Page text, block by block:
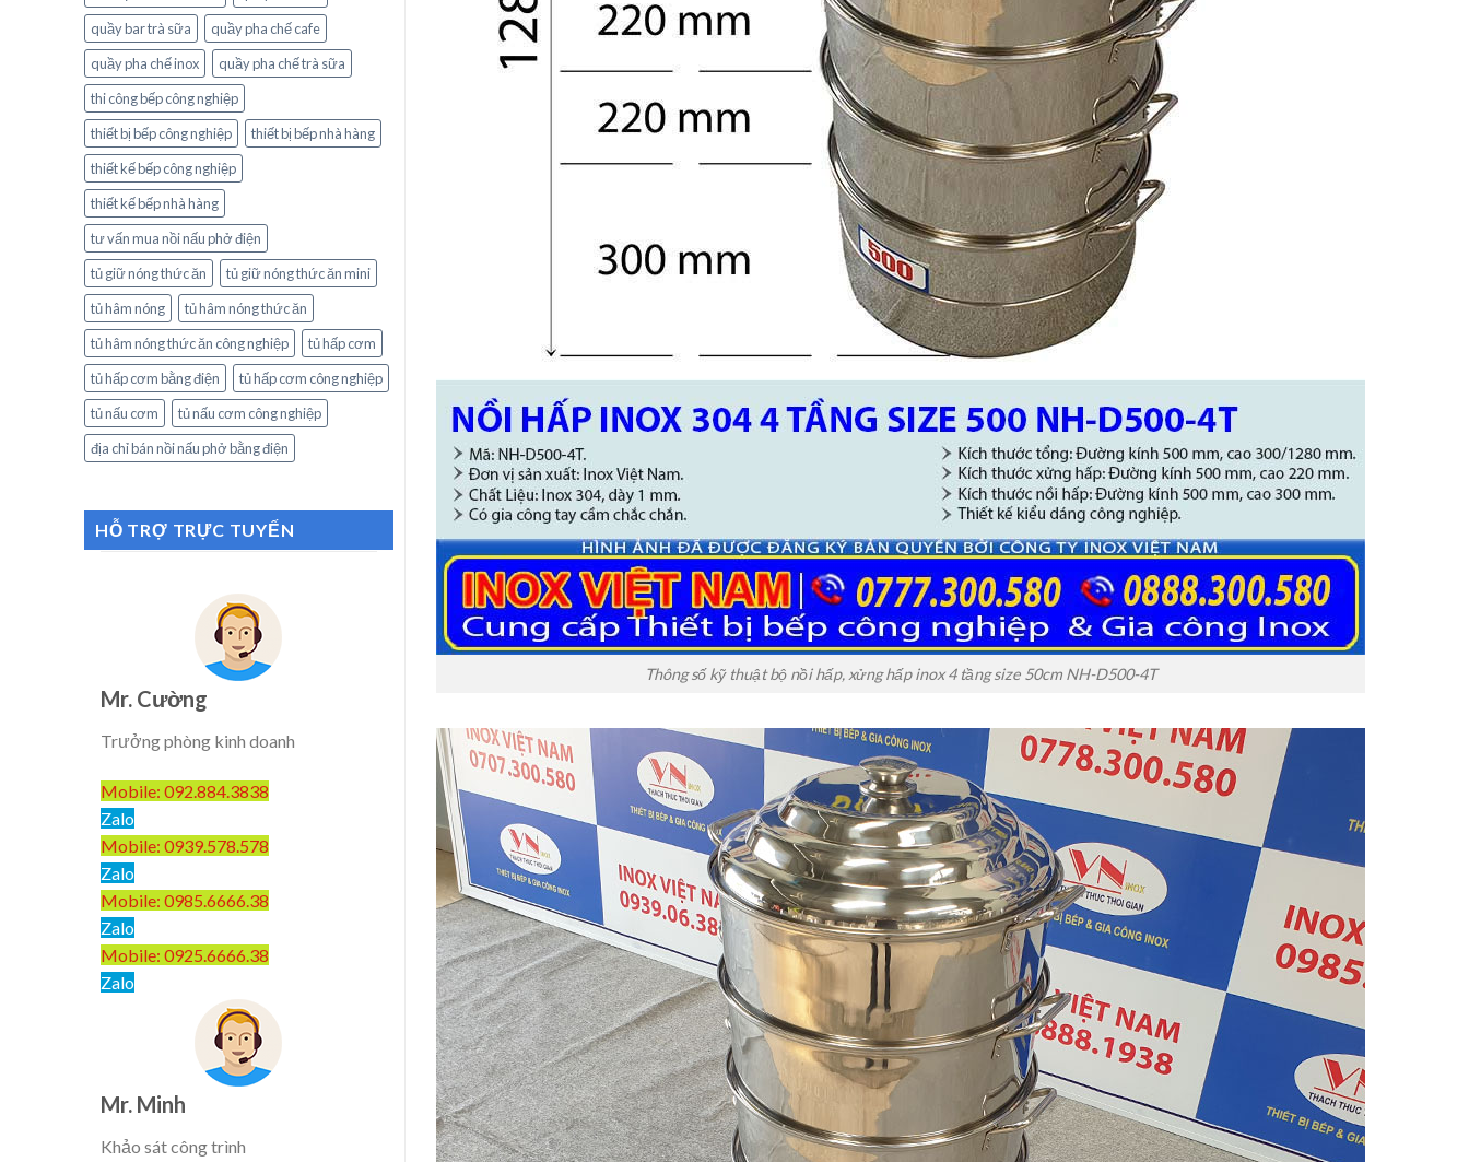
quầy bar trà sữa
quầy pha chế cafe
quầy pha chế inox
quầy pha chế trà sữa
thi công bếp công nghiệp
thiết bị bếp công nghiệp
thiết bị bếp nhà hàng
thiết kế bếp công nghiệp
thiết kế bếp nhà hàng
tư vấn mua nồi nấu phở điện
tủ giữ nóng thức ăn
tủ giữ nóng thức ăn mini
tủ hâm nóng
tủ hâm nóng thức ăn
tủ hâm nóng thức ăn công nghiệp
tủ hấp cơm
tủ hấp cơm bằng điện
tủ hấp cơm công nghiệp
tủ nấu cơm
tủ nấu cơm công nghiệp
địa chỉ bán nồi nấu phở bằng điện
HỖ TRỢ TRỰC TUYẾN
Mr. Cường
Trưởng phòng kinh doanh
Mobile: 092.884.3838
Zalo
Mobile: 0939.578.578
Zalo
Mobile: 0985.6666.38
Zalo
Mobile: 0925.6666.38
Zalo
Mr. Minh
Khảo sát công trình
Thông số kỹ thuật bộ nồi hấp, xửng hấp inox 4 tầng size 50cm NH-D500-4T